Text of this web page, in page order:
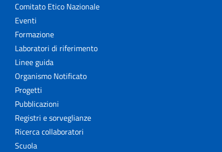
Comitato Etico Nazionale
Eventi
Formazione
Laboratori di riferimento
Linee guida
Organismo Notificato
Progetti
Pubblicazioni
Registri e sorveglianze
Ricerca collaboratori
Scuola